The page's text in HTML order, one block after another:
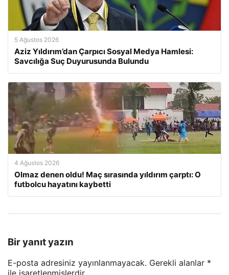
5 Ağustos 2026
Aziz Yıldırım’dan Çarpıcı Sosyal Medya Hamlesi:
Savcılığa Suç Duyurusunda Bulundu
4 Ağustos 2026
Olmaz denen oldu! Maç sırasında yıldırım çarptı: O
futbolcu hayatını kaybetti
Bir yanıt yazın
E-posta adresiniz yayınlanmayacak. Gerekli alanlar *
ile işaretlenmişlerdir